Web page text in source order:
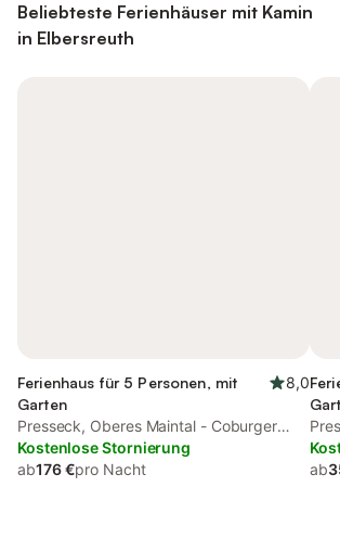
Beliebteste Ferienhäuser mit Kamin
in Elbersreuth
Ferienhaus für 5 Personen, mit
Garten
8,0
Presseck, Oberes Maintal - Coburger
Land
Kostenlose Stornierung
ab176 €pro Nacht
ab